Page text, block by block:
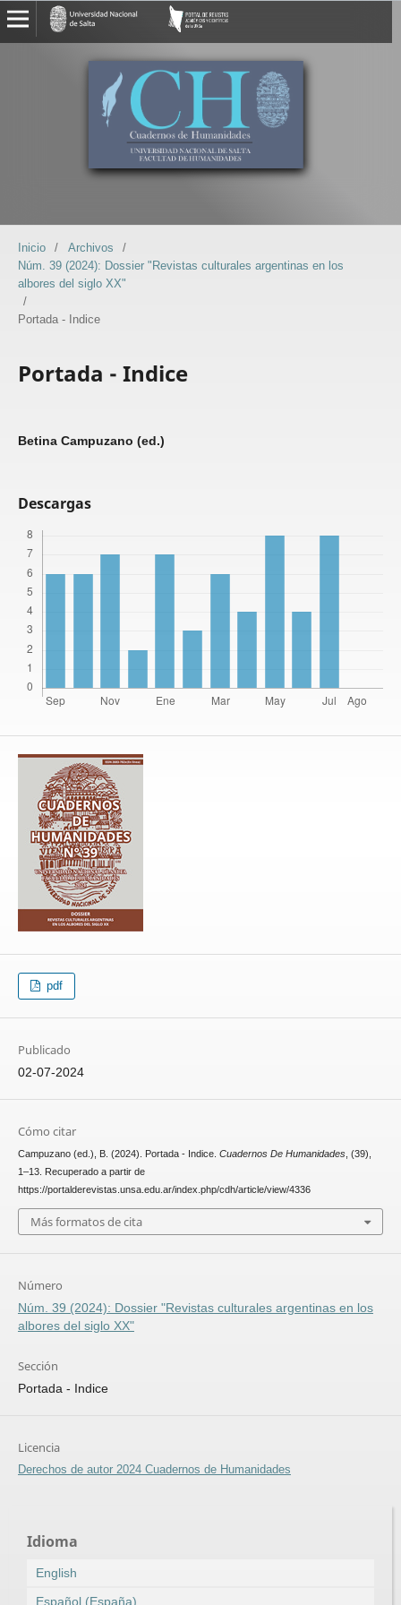
Inicio / Archivos
/
Núm. 39 (2024): Dossier "Revistas culturales argentinas en los
albores del siglo XX"
/
Portada - Indice
Portada - Indice
Betina Campuzano (ed.)
Descargas
pdf
Publicado
02-07-2024
Cómo citar
Campuzano (ed.), B. (2024). Portada - Indice. Cuadernos De Humanidades, (39),
1–13. Recuperado a partir de
https://portalderevistas.unsa.edu.ar/index.php/cdh/article/view/4336
Más formatos de cita
Número
Núm. 39 (2024): Dossier "Revistas culturales argentinas en los
albores del siglo XX"
Sección
Portada - Indice
Licencia
Derechos de autor 2024 Cuadernos de Humanidades
Idioma
English
Español (España)